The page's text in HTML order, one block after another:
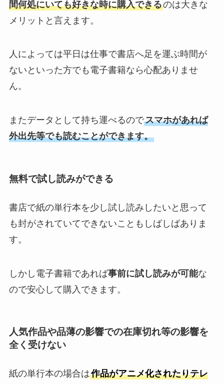
間何処にいても好きな時に購入できるのは大きな
メリットと言えます。
人によっては平日は仕事で書店へ足を運ぶ時間が
ないといった方でも電子書籍なら心配ありませ
ん。
またデータとして持ち運べるのでスマホがあれば
外出先等でも読むことができます。
無料で試し読みができる
書店で紙の単行本を少し試し読みしたいと思って
も封がされていてできないこともしばしばありま
す。
しかし電子書籍であれば事前に試し読みが可能な
ので安心して購入できます。
人気作品や品薄の影響での在庫切れ等の影響を
全く受けない
紙の単行本の場合は作品がアニメ化されたりテレ